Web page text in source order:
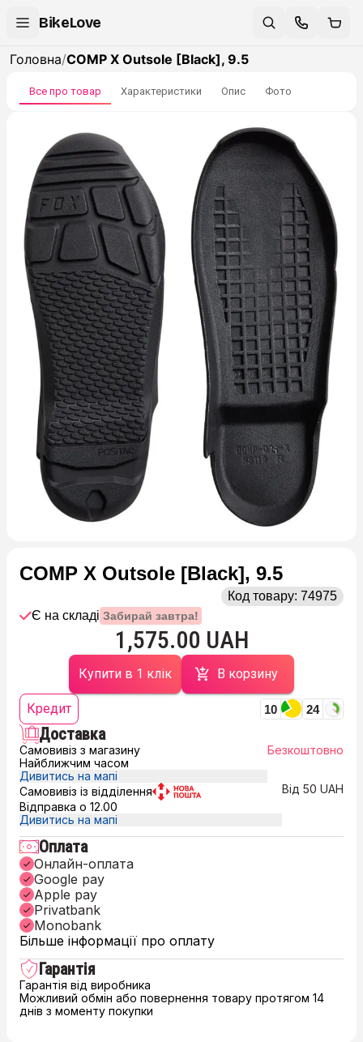
BikeLove
Головна/COMP X Outsole [Black], 9.5
Все про товар Характеристики Опис Фото
COMP X Outsole [Black], 9.5
Код товару: 74975
Є на складі Забирай завтра!
1,575.00 UAH
Купити в 1 клік В корзину
Кредит 10 24
Доставка
Самовивіз з магазину
Найближчим часом
Дивитись на мапі
Безкоштовно
Самовивіз із відділення
Відправка о 12.00
Дивитись на мапі
Від 50 UAH
Оплата
Онлайн-оплата
Google pay
Apple pay
Privatbank
Monobank
Більше інформації про оплату
Гарантія
Гарантія від виробника
Можливий обмін або повернення товару протягом 14
днів з моменту покупки